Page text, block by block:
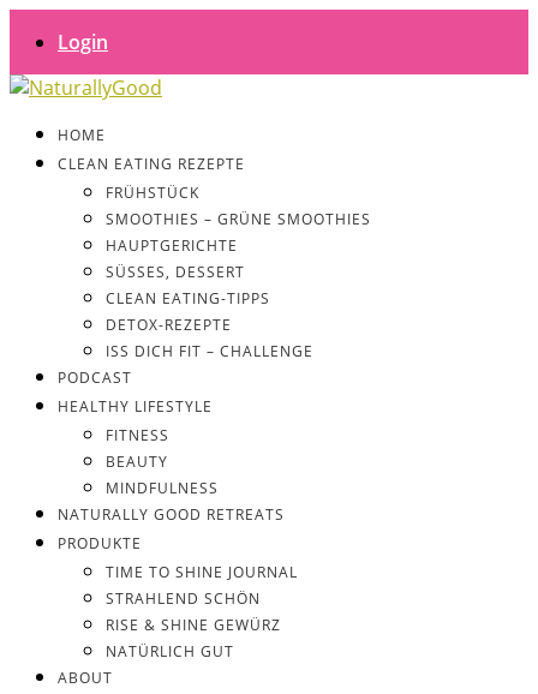
Login
HOME
CLEAN EATING REZEPTE
FRÜHSTÜCK
SMOOTHIES – GRÜNE SMOOTHIES
HAUPTGERICHTE
SÜSSES, DESSERT
CLEAN EATING-TIPPS
DETOX-REZEPTE
ISS DICH FIT – CHALLENGE
PODCAST
HEALTHY LIFESTYLE
FITNESS
BEAUTY
MINDFULNESS
NATURALLY GOOD RETREATS
PRODUKTE
TIME TO SHINE JOURNAL
STRAHLEND SCHÖN
RISE & SHINE GEWÜRZ
NATÜRLICH GUT
ABOUT